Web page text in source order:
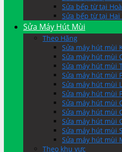
Sửa bếp từ tại
Sửa bếp từ tại Hai
Sửa Máy Hút Mùi
Theo Hãng
Sửa máy hút mùi
Sửa máy hút mùi
Sửa máy hút mùi
Sửa máy hút mùi
Sửa máy hút mùi
Sửa máy hút mùi
Sửa máy hút mùi
Sửa máy hút mùi
Sửa máy hút mùi
Sửa máy hút mùi
Sửa máy hút mùi
Theo khu vực